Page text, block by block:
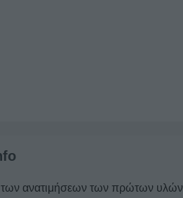
ανατιμήσεων των πρώτων υλών